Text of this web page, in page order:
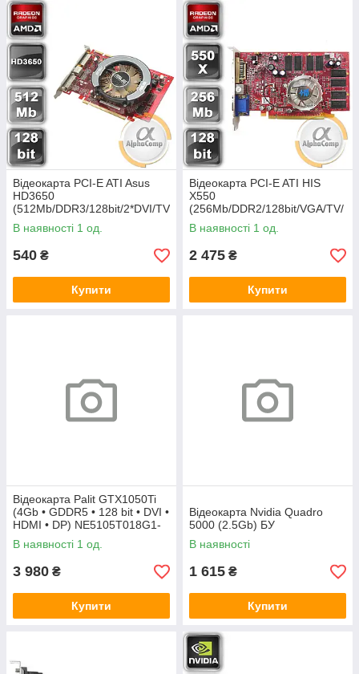
Відеокарта PCI-E ATI Asus
HD3650
(512Mb/DDR3/128bit/2*DVI/TV
) БУ
В наявності 1 од.
540 ₴
Купити
Відеокарта PCI-E ATI HIS
X550
(256Mb/DDR2/128bit/VGA/TV/
DVI) БУ
В наявності 1 од.
2 475 ₴
Купити
Відеокарта Palit GTX1050Ti
(4Gb • GDDR5 • 128 bit • DVI •
HDMI • DP) NE5105T018G1-
1070F БУ
В наявності 1 од.
3 980 ₴
Купити
Відеокарта Nvidia Quadro
5000 (2.5Gb) БУ
В наявності
1 615 ₴
Купити